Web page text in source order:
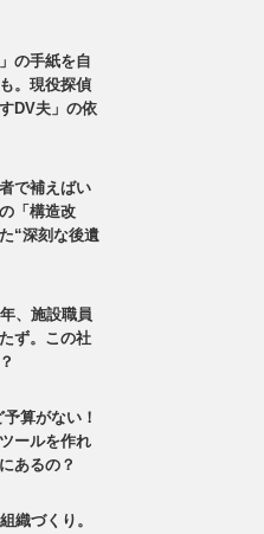
の手紙を自
。現役探偵
DV夫」の依
で補えばい
「構造改
“深刻な後遺
、施設職員
ず。この社
算がない！
ールを作れ
あるの？
織づくり。